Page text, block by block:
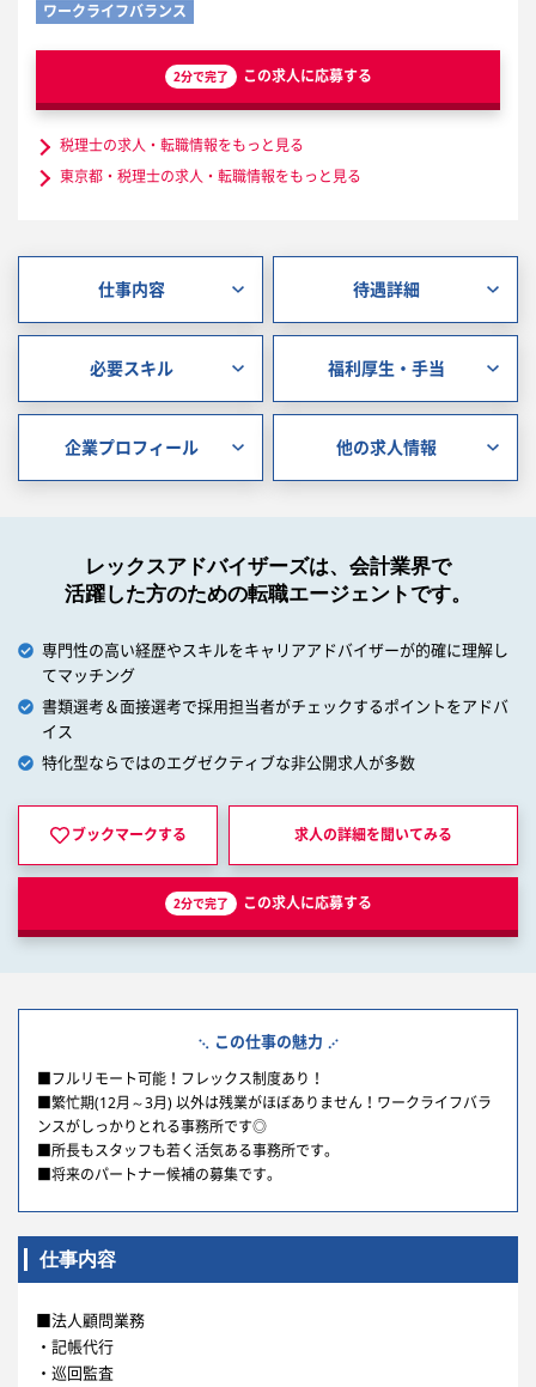
ワークライフバランス
2分で完了 この求人に応募する
税理士の求人・転職情報をもっと見る
東京都・税理士の求人・転職情報をもっと見る
仕事内容 待遇詳細
必要スキル 福利厚生・手当
企業プロフィール 他の求人情報
レックスアドバイザーズは、会計業界で
活躍した方のための転職エージェントです。
専門性の高い経歴やスキルをキャリアアドバイザーが的確に理解し
てマッチング
書類選考＆面接選考で採用担当者がチェックするポイントをアドバ
イス
特化型ならではのエグゼクティブな非公開求人が多数
ブックマークする 求人の詳細を聞いてみる
2分で完了 この求人に応募する
この仕事の魅力
■フルリモート可能！フレックス制度あり！
■繁忙期(12月～3月) 以外は残業がほぼありません！ワークライフバラ
ンスがしっかりとれる事務所です◎
■所長もスタッフも若く活気ある事務所です。
■将来のパートナー候補の募集です。
仕事内容
■法人顧問業務
・記帳代行
・巡回監査